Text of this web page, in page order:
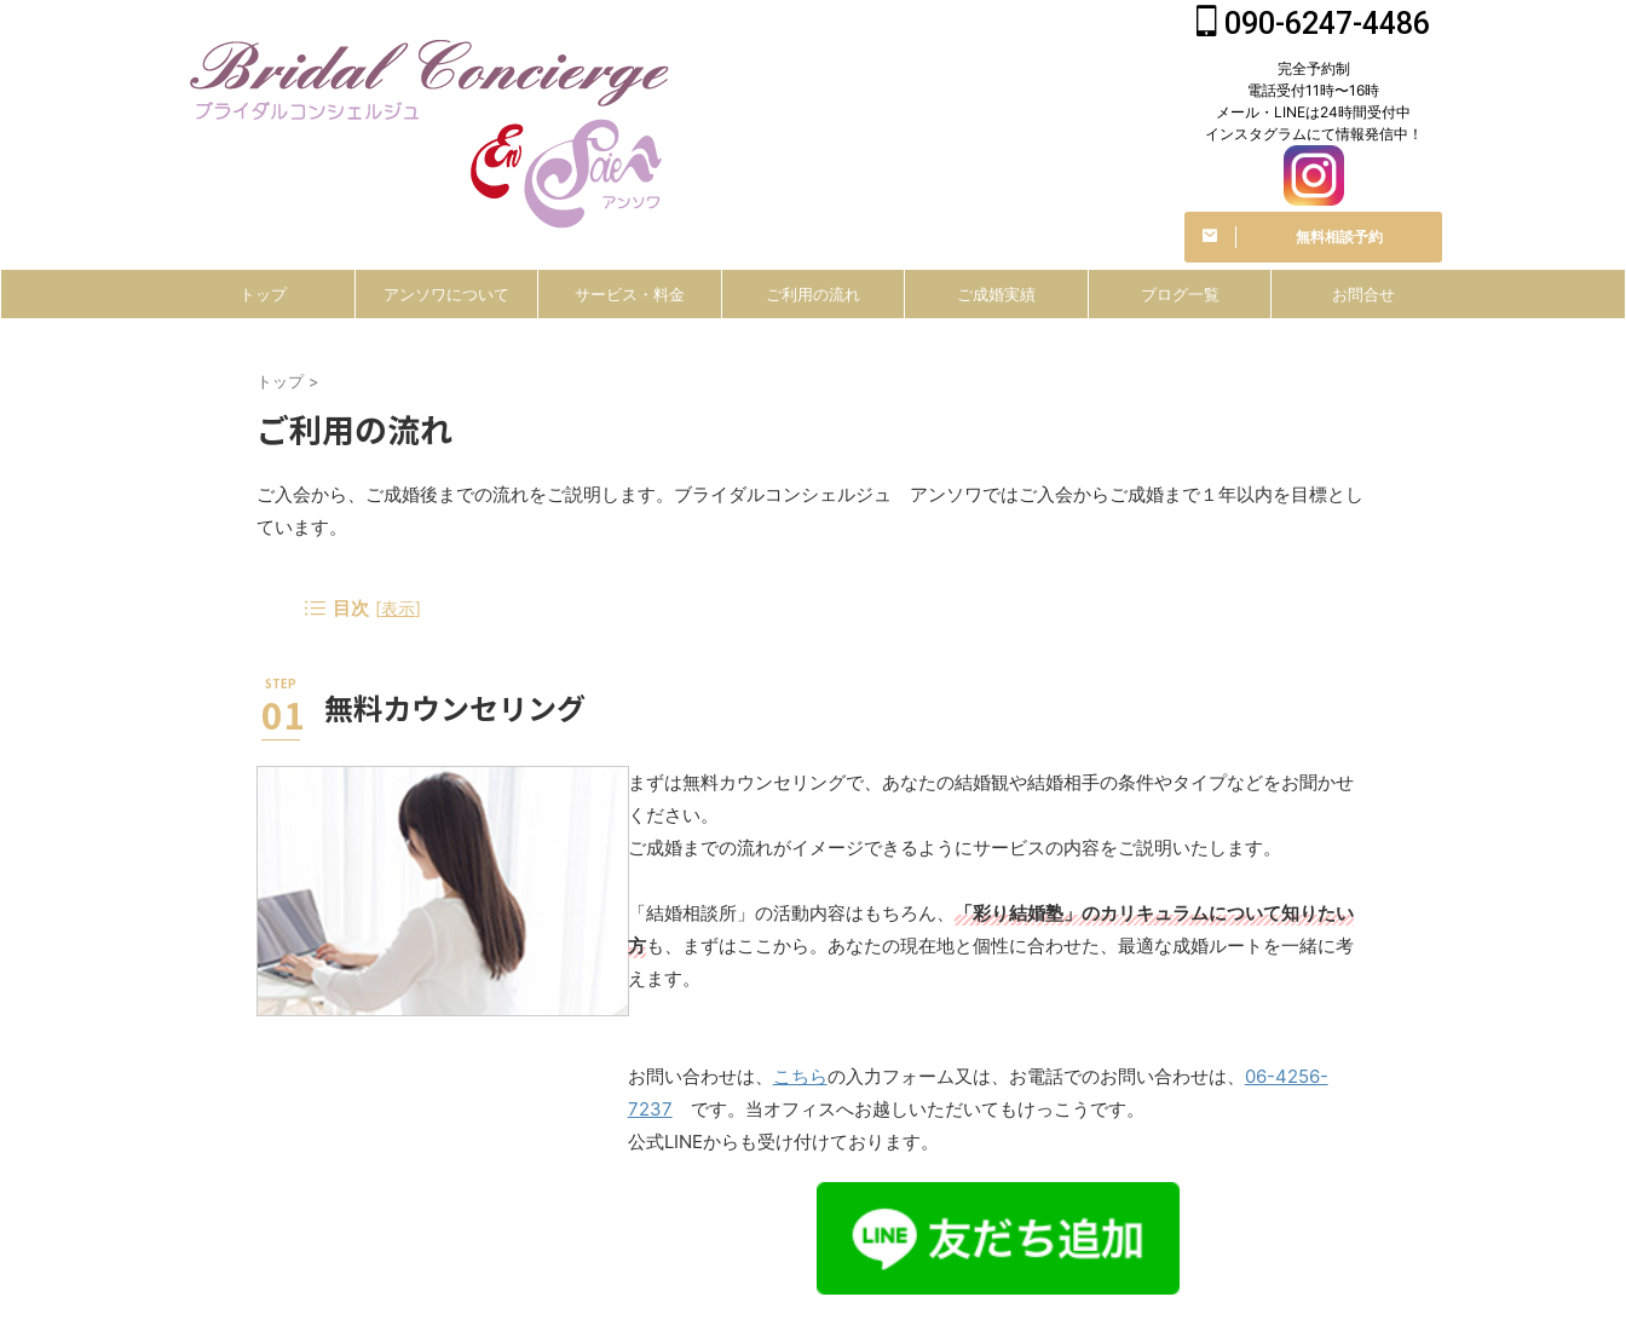
090-6247-4486
完全予約制
電話受付11時〜16時
メール・LINEは24時間受付中
インスタグラムにて情報発信中！
無料相談予約
トップ アンソワについて サービス・料金 ご利用の流れ ご成婚実績 ブログ一覧 お問合せ
トップ >
ご利用の流れ
ご入会から、ご成婚後までの流れをご説明します。ブライダルコンシェルジュ アンソワではご入会からご成婚まで１年以内を目標とし
ています。
目次 [表示]
無料カウンセリング
まずは無料カウンセリングで、あなたの結婚観や結婚相手の条件やタイプなどをお聞かせ
ください。
ご成婚までの流れがイメージできるようにサービスの内容をご説明いたします。
「結婚相談所」の活動内容はもちろん、 「彩り結婚塾」のカリキュラムについて知りたい
方も、まずはここから。あなたの現在地と個性に合わせた、最適な成婚ルートを一緒に考
えます。
お問い合わせは、 こちらの入力フォーム又は、お電話でのお問い合わせは、 06-4256-
7237 です。当オフィスへお越しいただいてもけっこうです。
公式LINEからも受け付けております。